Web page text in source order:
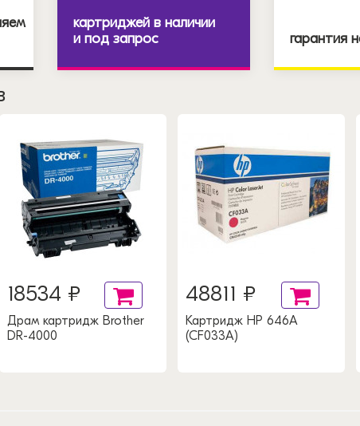
картриджей в наличии
и под запрос
гарантия
18534 ₽
Драм картридж Brother
DR-4000
48811 ₽
Картридж HP 646A
(CF033A)